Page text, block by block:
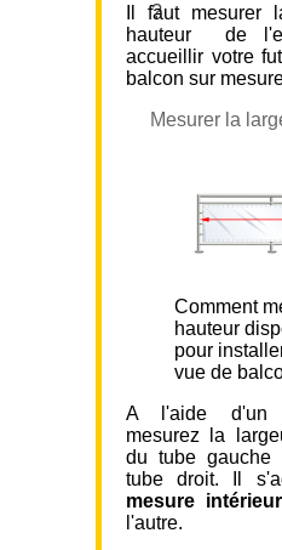
?
Il faut mesurer
hauteur de
accueillir votre
balcon sur
Mesurer la
Comment
hauteur
pour
vue de
A l'aide d'un
mesurez la
du tube gauche
tube droit. Il
mesure
l'autre.